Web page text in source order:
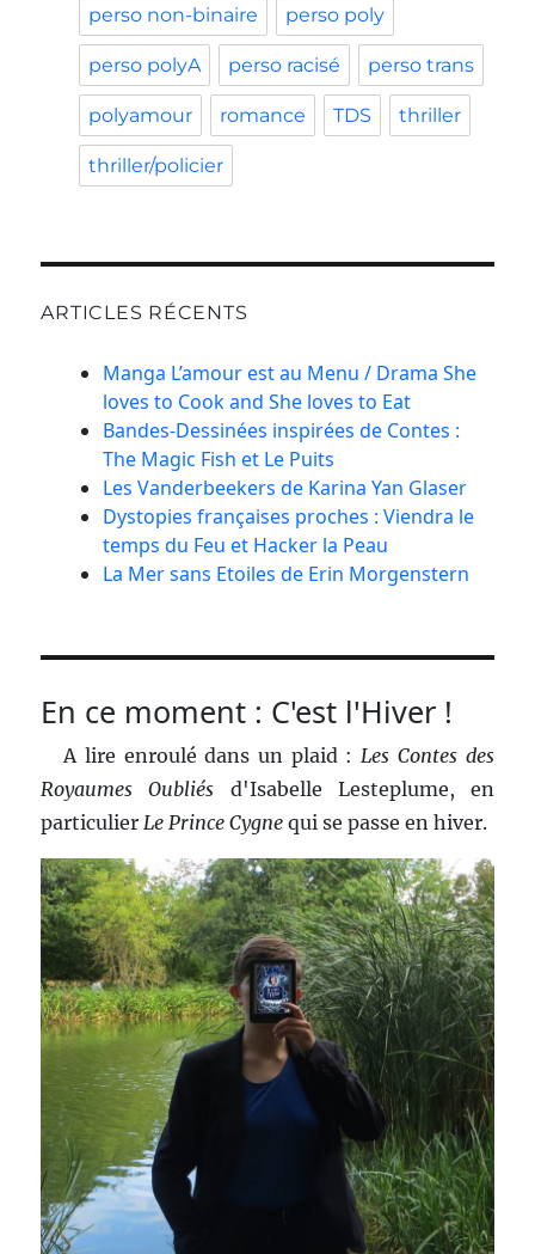
perso non-binaire perso poly
perso polyA perso racisé perso trans
polyamour romance TDS thriller
thriller/policier
ARTICLES RÉCENTS
Manga L’amour est au Menu / Drama She
loves to Cook and She loves to Eat
Bandes-Dessinées inspirées de Contes :
The Magic Fish et Le Puits
Les Vanderbeekers de Karina Yan Glaser
Dystopies françaises proches : Viendra le
temps du Feu et Hacker la Peau
La Mer sans Etoiles de Erin Morgenstern
En ce moment : C'est l'Hiver !
A lire enroulé dans un plaid : Les Contes des
Royaumes Oubliés d'Isabelle Lesteplume, en
particulier Le Prince Cygne qui se passe en hiver.